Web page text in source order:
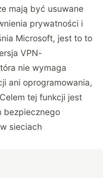
mają być usuwane
prywatności i
Microsoft, jest to to
VPN-
nie wymaga
ani oprogramowania,
tej funkcji jest
bezpiecznego
sieciach